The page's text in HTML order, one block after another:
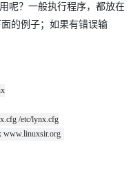
呢？一般执行程序，都放在
的例子；如果有错误输
/etc/lynx.cfg
www.linuxsir.org